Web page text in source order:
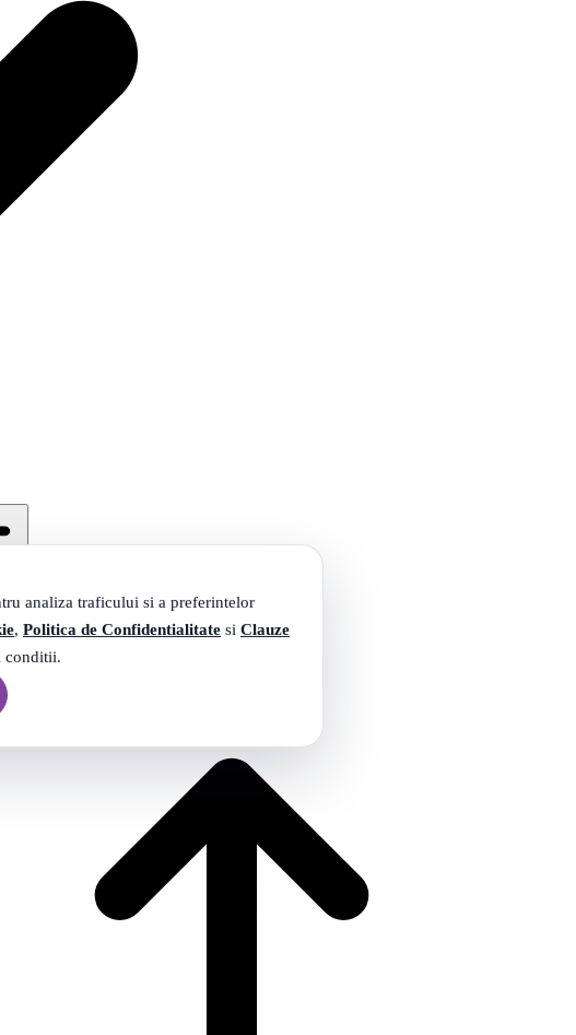
analiza traficului si a preferintelor
, Politica de Confidentialitate si Clauze
conditii.